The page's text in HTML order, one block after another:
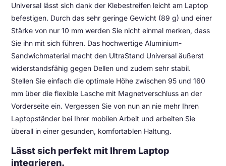
Universal lässt sich dank der Klebestreifen leicht am Laptop
befestigen. Durch das sehr geringe Gewicht (89 g) und einer
Stärke von nur 10 mm werden Sie nicht einmal merken, dass
Sie ihn mit sich führen. Das hochwertige Aluminium-
Sandwichmaterial macht den UltraStand Universal äußerst
widerstandsfähig gegen Dellen und zudem sehr stabil.
Stellen Sie einfach die optimale Höhe zwischen 95 und 160
mm über die flexible Lasche mit Magnetverschluss an der
Vorderseite ein. Vergessen Sie von nun an nie mehr Ihren
Laptopständer bei Ihrer mobilen Arbeit und arbeiten Sie
überall in einer gesunden, komfortablen Haltung.
Lässt sich perfekt mit Ihrem Laptop
integrieren.